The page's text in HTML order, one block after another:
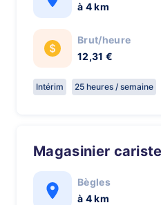
à 4 km
Brut/heure
12,31 €
Intérim 25 heures / semaine
Magasinier
Bègles
à 4 km